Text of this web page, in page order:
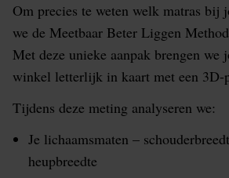
Om precies te weten welk matras bij
we de Meetbaar Beter Liggen
Met deze unieke aanpak brengen we
winkel letterlijk in kaart met een 3D-
Tijdens deze meting analyseren we:
Je lichaamsmaten –
heupbreedte